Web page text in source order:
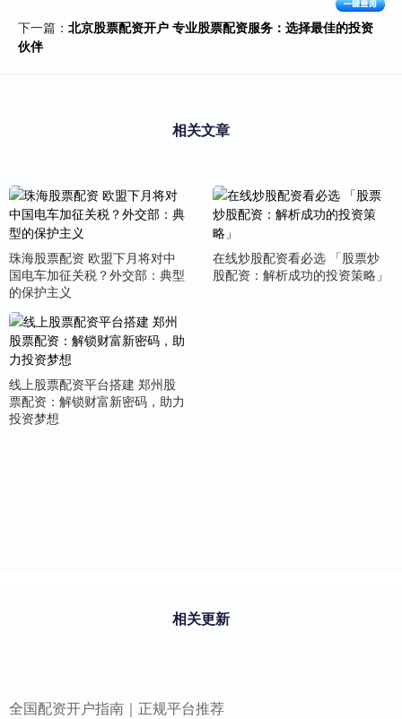
下一篇： 北京股票配资开户 专业股票配资服务：选择最佳的投资
伙伴
相关文章
珠海股票配资 欧盟下月将对中
国电车加征关税？外交部：典型
的保护主义
在线炒股配资看必选 「股票炒
股配资：解析成功的投资策略」
线上股票配资平台搭建 郑州股
票配资：解锁财富新密码，助力
投资梦想
相关更新
全国配资开户指南｜正规平台推荐